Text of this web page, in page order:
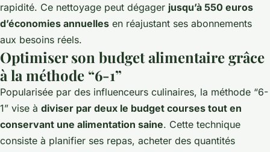
rapidité. Ce nettoyage peut dégager jusqu’à 550 euros
d’économies annuelles en réajustant ses abonnements
aux besoins réels.
Optimiser son budget alimentaire grâce
à la méthode “6-1”
Popularisée par des influenceurs culinaires, la méthode “6-
1” vise à diviser par deux le budget courses tout en
conservant une alimentation saine. Cette technique
consiste à planifier ses repas, acheter des quantités